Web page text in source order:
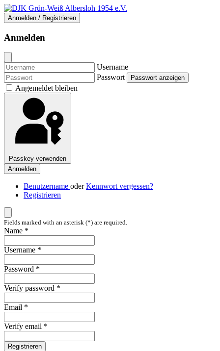
Anmelden / Registrieren
Anmelden
Username
Passwort
Passwort anzeigen
Angemeldet bleiben
Passkey verwenden
Anmelden
Benutzername oderKennwort vergessen?
Registrieren
Fields marked with an asterisk (*) are required.
Name *
Username *
Password *
Verify password *
Email *
Verify email *
Registrieren